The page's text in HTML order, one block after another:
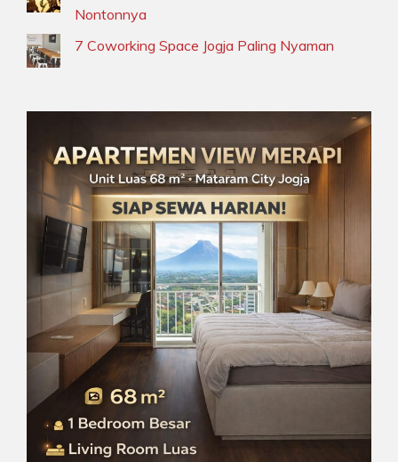
Nontonnya
7 Coworking Space Jogja Paling Nyaman